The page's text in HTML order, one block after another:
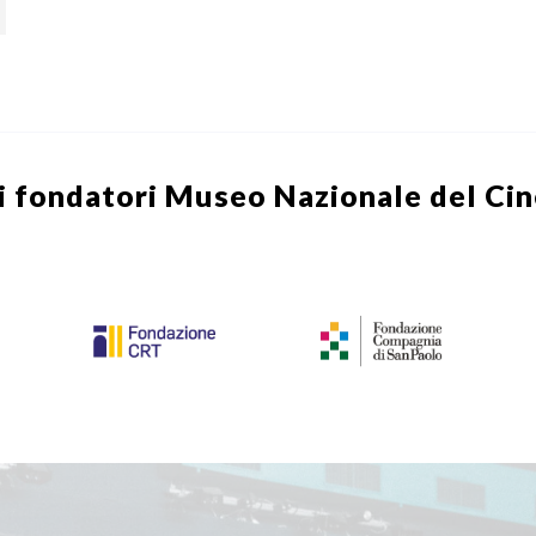
fondatori Museo Nazionale del